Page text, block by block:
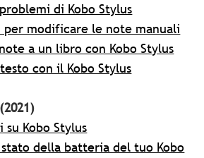
di Kobo Stylus
per modificare le note manuali
a un libro con Kobo Stylus
con il Kobo Stylus
Kobo Stylus
della batteria del tuo Kobo